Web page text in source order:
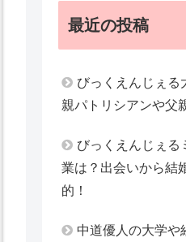
最近の投稿
びっくえんじぇる
親パトリシアンや父
びっくえんじぇる
業は？出会いから結
的！
中道優人の大学や